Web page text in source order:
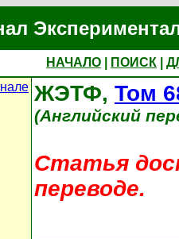
НАЧАЛО ПОИСК
ЖЭТФ, Том
(Английский
Статья
переводе.